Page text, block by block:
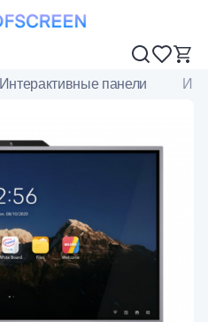
Интерактивные панели